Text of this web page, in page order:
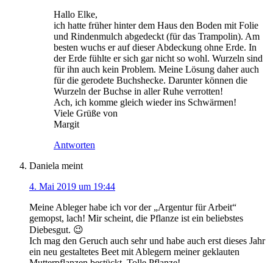
Hallo Elke,
ich hatte früher hinter dem Haus den Boden mit Folie
und Rindenmulch abgedeckt (für das Trampolin). Am
besten wuchs er auf dieser Abdeckung ohne Erde. In
der Erde fühlte er sich gar nicht so wohl. Wurzeln sind
für ihn auch kein Problem. Meine Lösung daher auch
für die gerodete Buchshecke. Darunter können die
Wurzeln der Buchse in aller Ruhe verrotten!
Ach, ich komme gleich wieder ins Schwärmen!
Viele Grüße von
Margit
Antworten
Daniela meint
4. Mai 2019 um 19:44
Meine Ableger habe ich vor der „Argentur für Arbeit“
gemopst, lach! Mir scheint, die Pflanze ist ein beliebstes
Diebesgut. 😉
Ich mag den Geruch auch sehr und habe auch erst dieses Jahr
ein neu gestaltetes Beet mit Ablegern meiner geklauten